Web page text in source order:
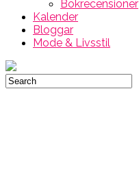
Bokrecensioner
Kalender
Bloggar
Mode & Livsstil